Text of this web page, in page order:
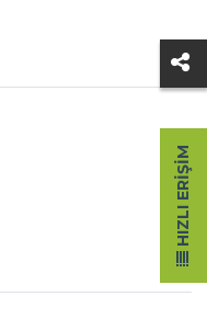
HIZLI ERIŞIM